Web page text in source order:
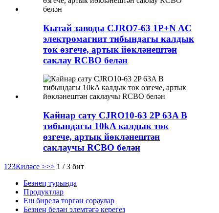
Кытай заводы CJRO7-63 1P+N AC
электромагнит тибындагы калдык
ток өзгече, артык йөкләнештән
саклау RCBO белән
Кайнар сату CJRO10-63 2P 63A B
тибындагы 10kA калдык ток
өзгече, артык йөкләнештән
саклаучы RCBO белән
1 23Киләсе >>> 1 / 3 бит
Безнең турында
Продуктлар
Еш бирелә торган сораулар
Безнең белән элемтәгә керегез